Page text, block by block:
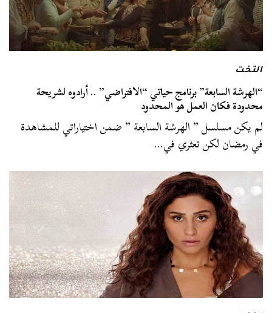
التخت
“الهرشة السابعة” برنامج حياتي “الافتراضي” .. أرادوه لشريحة
محدودة فكان العمل هو المحدود
لم يكن مسلسل ” الهرشة السابعة ” ضمن اختياراتي للمشاهدة
في رمضان لكن تعثري في…